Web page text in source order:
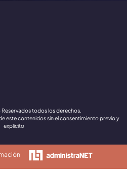
todos los derechos.
este contenidos sin el consentimiento previo y
explicito